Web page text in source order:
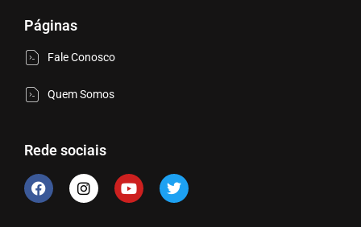
Páginas
Fale Conosco
Quem Somos
Rede sociais